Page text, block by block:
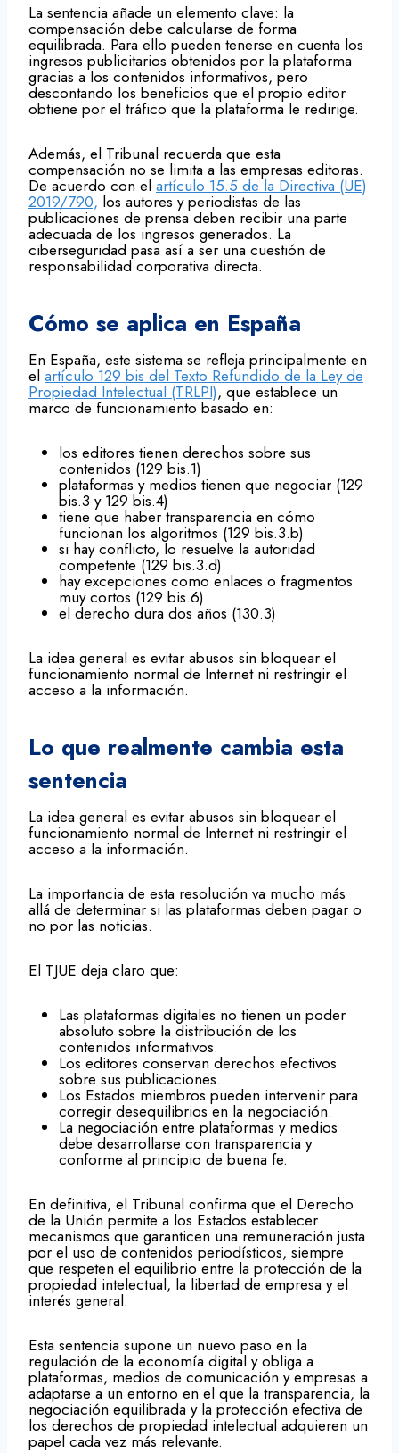
La sentencia añade un elemento clave: la
compensación debe calcularse de forma
equilibrada. Para ello pueden tenerse en cuenta los
ingresos publicitarios obtenidos por la plataforma
gracias a los contenidos informativos, pero
descontando los beneficios que el propio editor
obtiene por el tráfico que la plataforma le redirige.
Además, el Tribunal recuerda que esta
compensación no se limita a las empresas editoras.
De acuerdo con el artículo 15.5 de la Directiva (UE)
2019/790, los autores y periodistas de las
publicaciones de prensa deben recibir una parte
adecuada de los ingresos generados. La
ciberseguridad pasa así a ser una cuestión de
responsabilidad corporativa directa.
Cómo se aplica en España
En España, este sistema se refleja principalmente en
el artículo 129 bis del Texto Refundido de la Ley de
Propiedad Intelectual (TRLPI), que establece un
marco de funcionamiento basado en:
los editores tienen derechos sobre sus
contenidos (129 bis.1)
plataformas y medios tienen que negociar (129
bis.3 y 129 bis.4)
tiene que haber transparencia en cómo
funcionan los algoritmos (129 bis.3.b)
si hay conflicto, lo resuelve la autoridad
competente (129 bis.3.d)
hay excepciones como enlaces o fragmentos
muy cortos (129 bis.6)
el derecho dura dos años (130.3)
La idea general es evitar abusos sin bloquear el
funcionamiento normal de Internet ni restringir el
acceso a la información.
Lo que realmente cambia esta
sentencia
La idea general es evitar abusos sin bloquear el
funcionamiento normal de Internet ni restringir el
acceso a la información.
La importancia de esta resolución va mucho más
allá de determinar si las plataformas deben pagar o
no por las noticias.
El TJUE deja claro que:
Las plataformas digitales no tienen un poder
absoluto sobre la distribución de los
contenidos informativos.
Los editores conservan derechos efectivos
sobre sus publicaciones.
Los Estados miembros pueden intervenir para
corregir desequilibrios en la negociación.
La negociación entre plataformas y medios
debe desarrollarse con transparencia y
conforme al principio de buena fe.
En definitiva, el Tribunal confirma que el Derecho
de la Unión permite a los Estados establecer
mecanismos que garanticen una remuneración justa
por el uso de contenidos periodísticos, siempre
que respeten el equilibrio entre la protección de la
propiedad intelectual, la libertad de empresa y el
interés general.
Esta sentencia supone un nuevo paso en la
regulación de la economía digital y obliga a
plataformas, medios de comunicación y empresas a
adaptarse a un entorno en el que la transparencia, la
negociación equilibrada y la protección efectiva de
los derechos de propiedad intelectual adquieren un
papel cada vez más relevante.